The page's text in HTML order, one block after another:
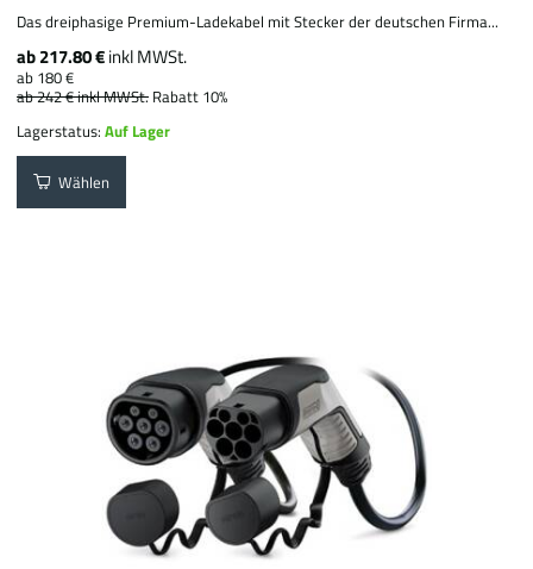
Das dreiphasige Premium-Ladekabel mit Stecker der deutschen Firma...
ab 217.80 €inkl MWSt.
ab 180 €
ab 242 €inkl MWSt. Rabatt 10%
Lagerstatus:Auf Lager
Wählen